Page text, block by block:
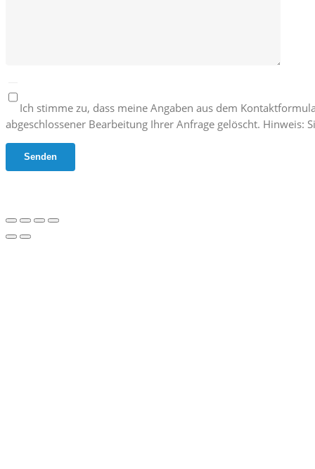
Ich stimme zu, dass meine Angaben aus dem
abgeschlossener Bearbeitung Ihrer Anfrage gelöscht.